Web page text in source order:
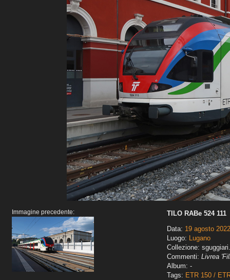
Immagine precedente:
TILO RABe 524 111
Data: 19 agosto 2022
Luogo: Lugano
Collezione:
Commenti: Livrea
Album: -
Tags: ETR 150 /